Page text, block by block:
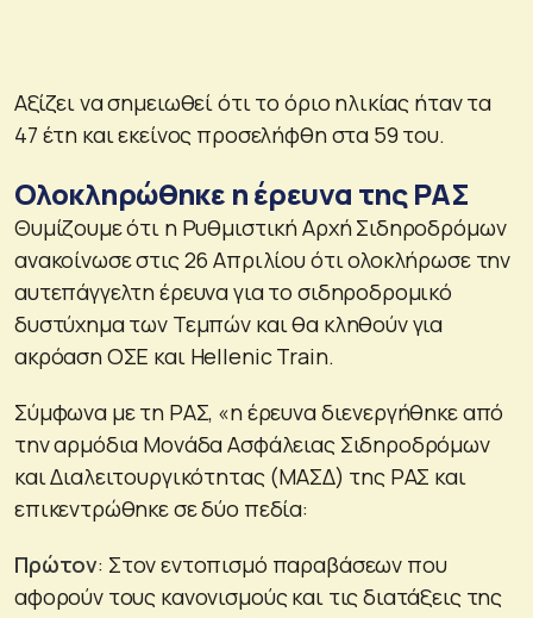
Αξίζει να σημειωθεί ότι το όριο ηλικίας ήταν τα
47 έτη και εκείνος προσελήφθη στα 59 του.
Ολοκληρώθηκε η έρευνα της ΡΑΣ
Θυμίζουμε ότι η Ρυθμιστική Αρχή Σιδηροδρόμων
ανακοίνωσε στις 26 Απριλίου ότι ολοκλήρωσε την
αυτεπάγγελτη έρευνα για το σιδηροδρομικό
δυστύχημα των Τεμπών και θα κληθούν για
ακρόαση ΟΣΕ και Hellenic Train.
Σύμφωνα με τη ΡΑΣ, «η έρευνα διενεργήθηκε από
την αρμόδια Μονάδα Ασφάλειας Σιδηροδρόμων
και Διαλειτουργικότητας (ΜΑΣΔ) της ΡΑΣ και
επικεντρώθηκε σε δύο πεδία:
Πρώτον: Στον εντοπισμό παραβάσεων που
αφορούν τους κανονισμούς και τις διατάξεις της